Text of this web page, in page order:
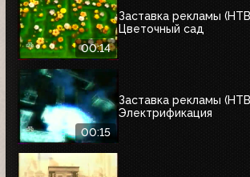
00:14
Заставка рекламы
Цветочный сад
00:15
Заставка рекламы
Электрификация